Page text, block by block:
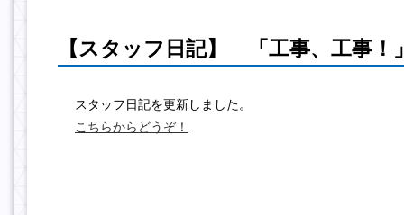
【スタッフ日記】 「工事、工事！
スタッフ日記を更新しました。
こちらからどうぞ！